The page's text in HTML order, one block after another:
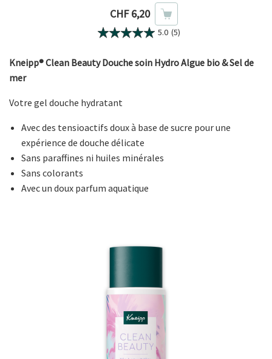
Prix actuel
CHF 6,20
5.0 (5)
Kneipp® Clean Beauty Douche soin Hydro Algue bio & Sel de
mer
Votre gel douche hydratant
Avec des tensioactifs doux à base de sucre pour une
expérience de douche délicate
Sans paraffines ni huiles minérales
Sans colorants
Avec un doux parfum aquatique